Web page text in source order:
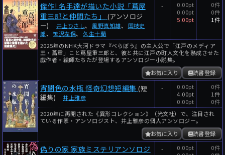
傑作! 名手達が描いた小説「蔦屋
重三郎と仲間たち」
(アンソロジ
ー)
井上ひさし、風野真知雄、 国枝史
郎、笹沢左保、久生十蘭
-
0.00pt
0.00pt
5.00pt
0件
0件
1件
2025年のNHK大河ドラマ『べらぼう』の主人公で「江戸のメディア
王・蔦重」こと蔦屋重三郎と、彼と共に江戸の町人文化を熟成させた
戯作者・絵師たちたが登場するアンソロジー小説集。
読書登録
お気に入り
宵闇色の水瓶 怪奇幻想短編集 (短
編集)
井上雅彦
-
0.00pt
4.00pt
0.00pt
0件
1件
0件
2020年に再開された《異形コレクション》（光文社）で、注目され
ている作家・アンソロジスト、井上雅彦の個人アンソロジー。
読書登録
お気に入り
偽りの家 家族ミステリアンソロジ
-
0.00pt
0件